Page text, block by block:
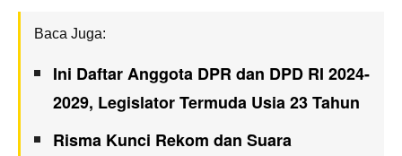
Baca Juga:
Ini Daftar Anggota DPR dan DPD RI 2024-
2029, Legislator Termuda Usia 23 Tahun
Risma Kunci Rekom dan Suara